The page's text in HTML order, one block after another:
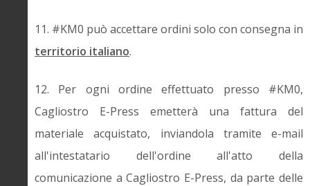
11. #KM0 può accettare ordini solo con consegna in
territorio italiano.
12. Per ogni ordine effettuato presso #KM0,
Cagliostro E-Press emetterà una fattura del
materiale acquistato, inviandola tramite e-mail
all'intestatario dell'ordine all'atto della
comunicazione a Cagliostro E-Press, da parte delle